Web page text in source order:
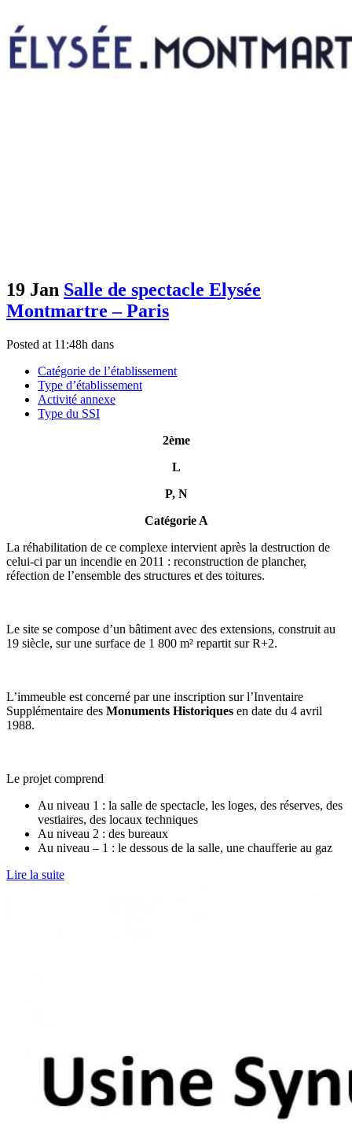
19 Jan Salle de spectacle Elysée
Montmartre – Paris
Posted at 11:48h dans
Catégorie de l’établissement
Type d’établissement
Activité annexe
Type du SSI
2ème
L
P, N
Catégorie A
La réhabilitation de ce complexe intervient après la destruction de
celui-ci par un incendie en 2011 : reconstruction de plancher,
réfection de l’ensemble des structures et des toitures.
Le site se compose d’un bâtiment avec des extensions, construit au
19 siècle, sur une surface de 1 800 m² repartit sur R+2.
L’immeuble est concerné par une inscription sur l’Inventaire
Supplémentaire des Monuments Historiques en date du 4 avril
1988.
Le projet comprend
Au niveau 1 : la salle de spectacle, les loges, des réserves, des
vestiaires, des locaux techniques
Au niveau 2 : des bureaux
Au niveau – 1 : le dessous de la salle, une chaufferie au gaz
Lire la suite